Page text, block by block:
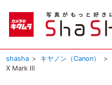
shasha キヤノン（Canon）
X Mark III